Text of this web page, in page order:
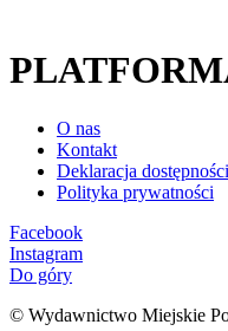
O nas
Kontakt
Deklaracja dostępności
Polityka prywatności
Facebook
Instagram
Do góry
© Wydawnictwo Miejskie